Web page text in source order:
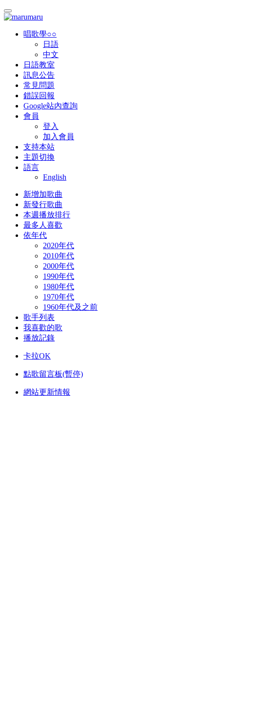
唱歌學○○
日語
中文
日語教室
訊息公告
常見問題
錯誤回報
Google站內查詢
會員
登入
加入會員
支持本站
主題切換
語言
English
新增加歌曲
新發行歌曲
本週播放排行
最多人喜歡
依年代
2020年代
2010年代
2000年代
1990年代
1980年代
1970年代
1960年代及之前
歌手列表
我喜歡的歌
播放記錄
卡拉OK
點歌留言板(暫停)
網站更新情報